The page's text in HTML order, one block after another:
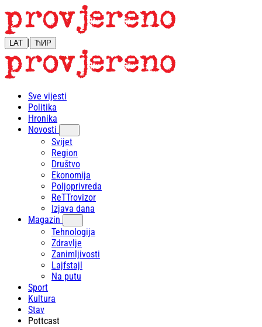
LAT | ЋИР
Sve vijesti
Politika
Hronika
Novosti
Svijet
Region
Društvo
Ekonomija
Poljoprivreda
ReTTrovizor
Izjava dana
Magazin
Tehnologija
Zdravlje
Zanimljivosti
Lajfstajl
Na putu
Sport
Kultura
Stav
Pottcast